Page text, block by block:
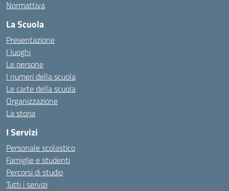
Normattiva
La Scuola
Presentazione
I luoghi
Le persone
I numeri della scuola
Le carte della scuola
Organizzazione
La storia
I Servizi
Personale scolastico
Famiglie e studenti
Percorsi di studio
Tutti i servizi